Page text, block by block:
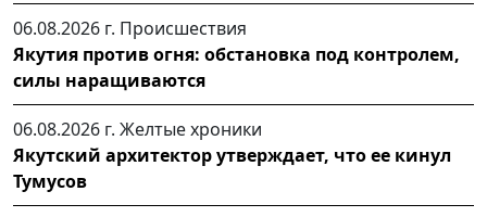
06.08.2026 г. Происшествия
Якутия против огня: обстановка под контролем,
силы наращиваются
06.08.2026 г. Желтые хроники
Якутский архитектор утверждает, что ее кинул
Тумусов